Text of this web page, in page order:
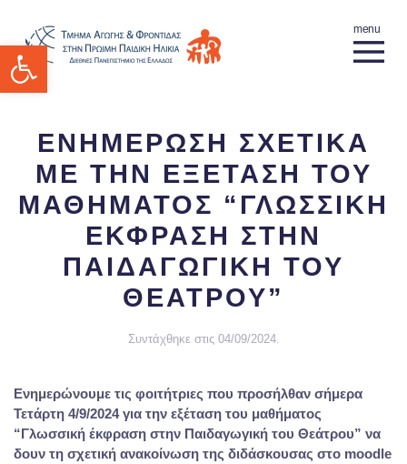
Ανοίξτε τη γραμμή εργαλείων
ΕΝΗΜΕΡΩΣΗ ΣΧΕΤΙΚΑ
ΜΕ ΤΗΝ ΕΞΕΤΑΣΗ ΤΟΥ
ΜΑΘΗΜΑΤΟΣ “ΓΛΩΣΣΙΚΗ
ΕΚΦΡΑΣΗ ΣΤΗΝ
ΠΑΙΔΑΓΩΓΙΚΗ ΤΟΥ
ΘΕΑΤΡΟΥ”
Συντάχθηκε στις 04/09/2024.
Ενημερώνουμε τις φοιτήτριες που προσήλθαν σήμερα
Τετάρτη 4/9/2024 για την εξέταση του μαθήματος
“Γλωσσική έκφραση στην Παιδαγωγική του Θεάτρου” να
δουν τη σχετική ανακοίνωση της διδάσκουσας στο moodle